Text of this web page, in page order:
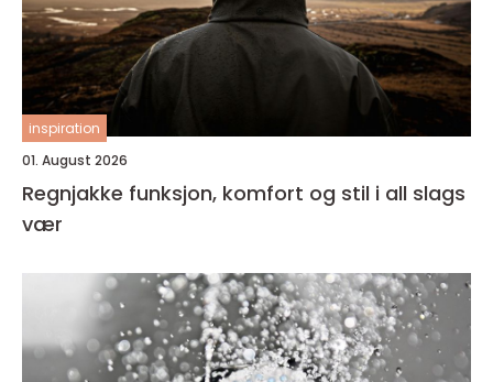
inspiration
01. August 2026
Regnjakke funksjon, komfort og stil i all slags
vær